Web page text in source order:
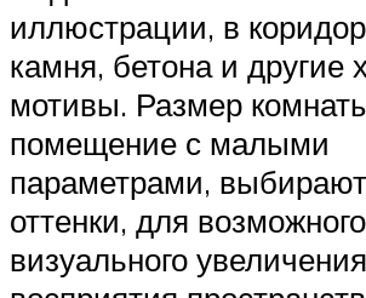
иллюстрации, в
камня, бетона и другие
мотивы. Размер
помещение с малыми
параметрами,
оттенки, для возможного
визуального увеличения